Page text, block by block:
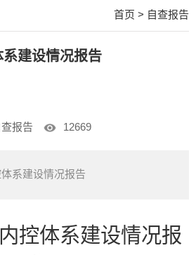
首页 > 自查报告
建设情况报告
查报告 12669
系建设情况报告
内控体系建设情况报